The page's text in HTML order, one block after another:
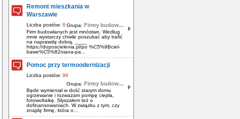
Remont mieszkania w
Warszawie
Liczba postów: 8 Grupa: Firmy budow...
Firm budowlanych jest mnóstwo. Według
mnie wystarczy chwile poszukać aby trafić
na naprawdę dobrą. ____
https://doposcielenia.pl/po %C5%9Bciel-
bawe%C5%82niana-pa...
Pomoc przy termoodernizacji
Liczba postów: 96
Grupa: Firmy budow...
Będe wymieniał w dość starym domu
ogrzewanie i rozważam pompę ciepła,
fotowoltaikę. Słyszałem też o
dofinansowaniach. W związku z tym, czy
znajdę firmę, która o...